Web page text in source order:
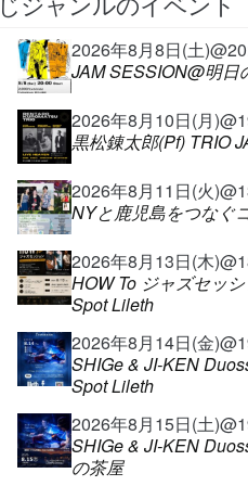
2026年8月8日(土
JAM SESSION@明日
2026年8月10日(月
黒松錬太郎(Pf) TRIO
2026年8月11日(火
NYと鹿児島をつなぐ
2026年8月13日(木
HOW To ジャズセッ
Spot Lileth
2026年8月14日(金
SHIGe & JI-KEN
Spot Lileth
2026年8月15日(土
SHIGe & JI-KEN
の茶屋